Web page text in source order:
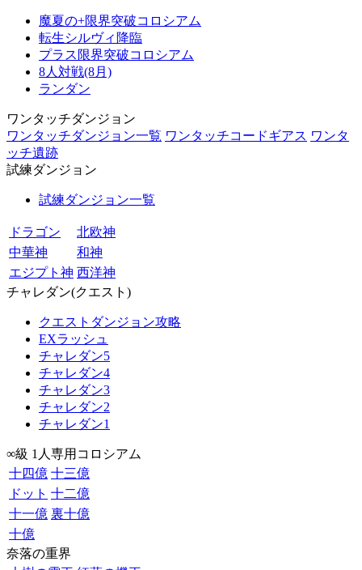
魔夏の+限界突破コロシアム
転生シルヴィ降臨
プラス限界突破コロシアム
8人対戦(8月)
ランダン
ワンタッチダンジョン
ワンタッチダンジョン一覧 ワンタッチコードギアス ワンタ
ッチ遺跡
試練ダンジョン
試練ダンジョン一覧
ドラゴン
北欧神
中華神
和神
エジプト神 西洋神
チャレダン(クエスト)
クエストダンジョン攻略
EXラッシュ
チャレダン5
チャレダン4
チャレダン3
チャレダン2
チャレダン1
∞級 1人専用コロシアム
十四億 十三億
ドット 十二億
十一億 裏十億
十億
奈落の重界